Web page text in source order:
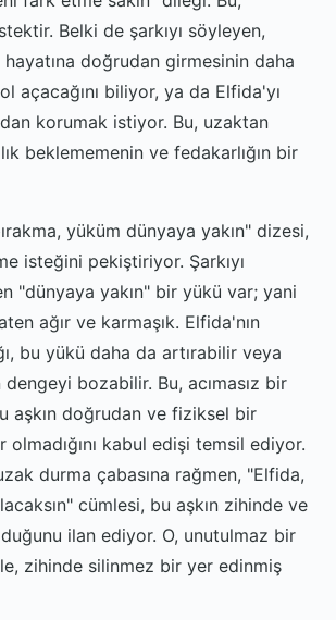
Belki de şarkıyı söyleyen,
hayatına doğrudan girmesinin daha
açacağını biliyor, ya da Elfida'yı
korumak istiyor. Bu, uzaktan
beklememenin ve fedakarlığın bir
yüküm dünyaya yakın" dizesi,
isteğini pekiştiriyor. Şarkıyı
"dünyaya yakın" bir yükü var; yani
ağır ve karmaşık. Elfida'nın
bu yükü daha da artırabilir veya
dengeyi bozabilir. Bu, acımasız bir
aşkın doğrudan ve fiziksel bir
olmadığını kabul edişi temsil ediyor.
durma çabasına rağmen, "Elfida,
cümlesi, bu aşkın zihinde ve
ilan ediyor. O, unutulmaz bir
zihinde silinmez bir yer edinmiş